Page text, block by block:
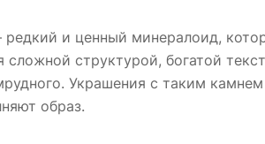
и ценный минералоид,
сложной структурой, богатой
Украшения с таким
образ.